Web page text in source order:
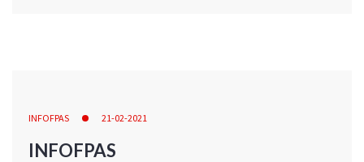
INFOFPAS 21-02-2021
INFOFPAS